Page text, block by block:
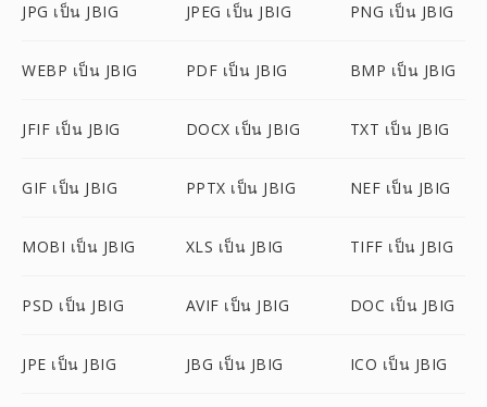
JPG เป็น JBIG JPEG เป็น JBIG PNG เป็น JBIG
WEBP เป็น JBIG PDF เป็น JBIG BMP เป็น JBIG
JFIF เป็น JBIG DOCX เป็น JBIG TXT เป็น JBIG
GIF เป็น JBIG PPTX เป็น JBIG NEF เป็น JBIG
MOBI เป็น JBIG XLS เป็น JBIG TIFF เป็น JBIG
PSD เป็น JBIG AVIF เป็น JBIG DOC เป็น JBIG
JPE เป็น JBIG JBG เป็น JBIG ICO เป็น JBIG